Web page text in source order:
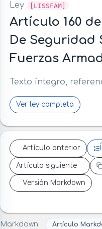
Ley [LISSFAM]
Artículo 160
De Seguridad
Fuerzas
Texto íntegro,
Ver ley completa
Artículo anterior
Artículo siguiente
Versión Markdown
Markdown: Artículo